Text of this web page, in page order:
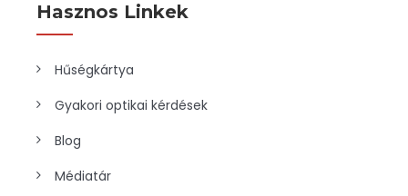
Hasznos Linkek
Hűségkártya
Gyakori optikai kérdések
Blog
Médiatár